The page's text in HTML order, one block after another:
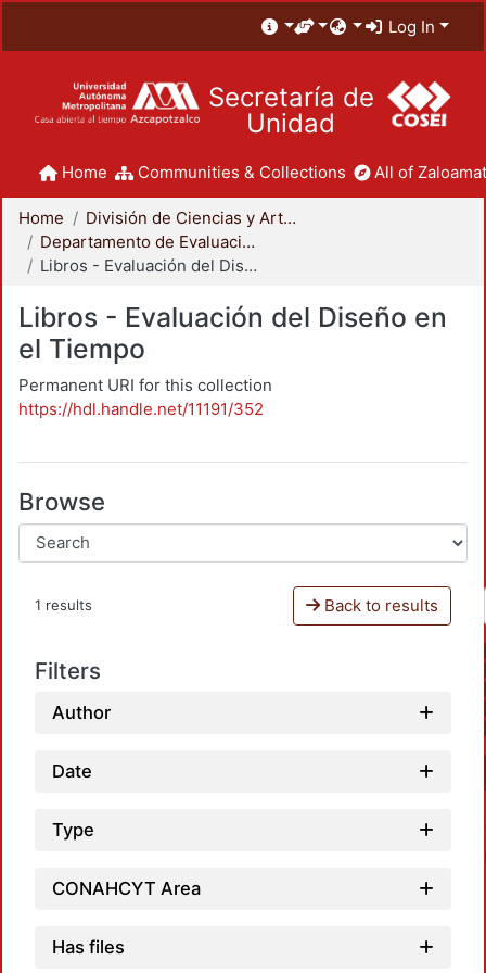
Log In
Secretaría de
Unidad
Home Communities & Collections All of
Home
División de Ciencias y Artes para el Diseño
Departamento de Evaluación del Diseño en el Tiempo
Libros - Evaluación del Diseño en el Tiempo
Libros - Evaluación del Diseño en
el Tiempo
Permanent URI for this collection
https://hdl.handle.net/11191/352
Browse
1 results Back to results
Filters
Author
Date
Type
CONAHCYT Area
Has files